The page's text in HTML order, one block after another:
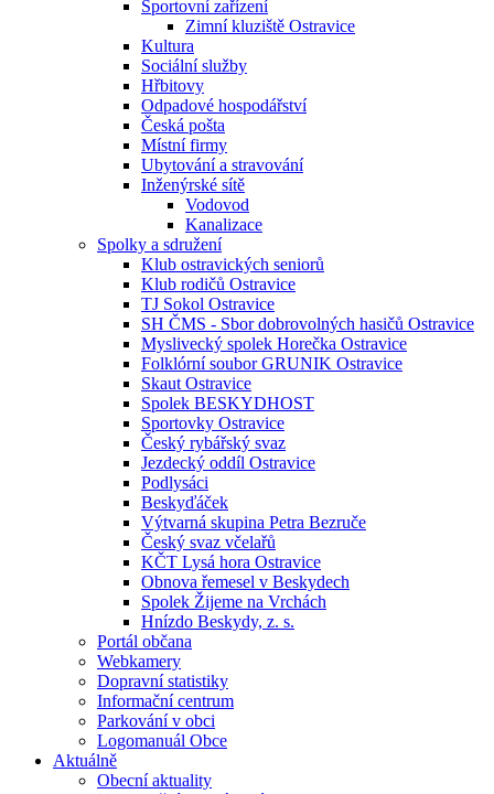
Sportovní zařízení
Zimní kluziště Ostravice
Kultura
Sociální služby
Hřbitovy
Odpadové hospodářství
Česká pošta
Místní firmy
Ubytování a stravování
Inženýrské sítě
Vodovod
Kanalizace
Spolky a sdružení
Klub ostravických seniorů
Klub rodičů Ostravice
TJ Sokol Ostravice
SH ČMS - Sbor dobrovolných hasičů Ostravice
Myslivecký spolek Horečka Ostravice
Folklórní soubor GRUNIK Ostravice
Skaut Ostravice
Spolek BESKYDHOST
Sportovky Ostravice
Český rybářský svaz
Jezdecký oddíl Ostravice
Podlysáci
Beskyďáček
Výtvarná skupina Petra Bezruče
Český svaz včelařů
KČT Lysá hora Ostravice
Obnova řemesel v Beskydech
Spolek Žijeme na Vrchách
Hnízdo Beskydy, z. s.
Portál občana
Webkamery
Dopravní statistiky
Informační centrum
Parkování v obci
Logomanuál Obce
Aktuálně
Obecní aktuality